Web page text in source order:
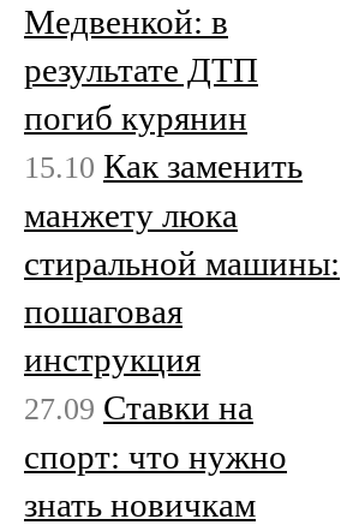
Медвенкой: в
результате ДТП
погиб курянин
15.10 Как заменить
манжету люка
стиральной машины:
пошаговая
инструкция
27.09 Ставки на
спорт: что нужно
знать новичкам